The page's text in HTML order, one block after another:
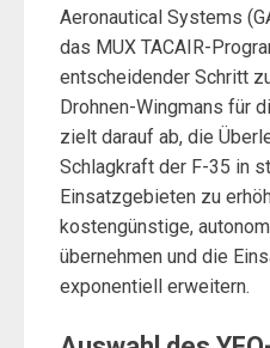
Aeronautical Systems
das MUX TACAIR-
entscheidender Schritt
Drohnen-Wingmans für
zielt darauf ab, die
Schlagkraft der F-35 in
Einsatzgebieten zu
kostengünstige,
übernehmen und die
exponentiell erweitern.